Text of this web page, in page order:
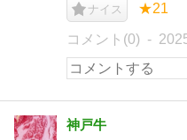
ナイス ★21
コメント(0)
神戸牛